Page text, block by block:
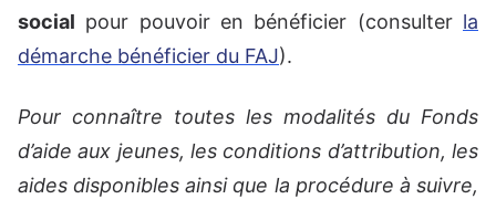
social pour pouvoir en bénéficier (consulter la
démarche bénéficier du FAJ).
Pour connaître toutes les modalités du Fonds
d’aide aux jeunes, les conditions d’attribution, les
aides disponibles ainsi que la procédure à suivre,